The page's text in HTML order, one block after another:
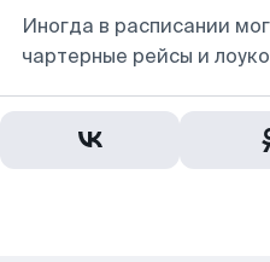
Иногда в расписании
чартерные рейсы и